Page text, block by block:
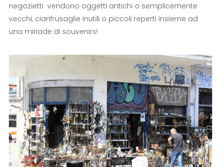
negozietti vendono oggetti antichi o semplicemente
vecchi, cianfrusaglie inutili o piccoli reperti insieme ad
una miriade di souvenirs!